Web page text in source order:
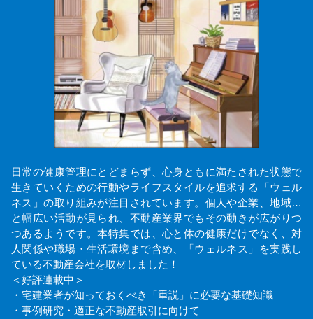
日常の健康管理にとどまらず、心身ともに満たされた状態で
生きていくための行動やライフスタイルを追求する「ウェル
ネス」の取り組みが注目されています。個人や企業、地域…
と幅広い活動が見られ、不動産業界でもその動きが広がりつ
つあるようです。本特集では、心と体の健康だけでなく、対
人関係や職場・生活環境まで含め、「ウェルネス」を実践し
ている不動産会社を取材しました！
＜好評連載中＞
・宅建業者が知っておくべき「重説」に必要な基礎知識
・事例研究・適正な不動産取引に向けて